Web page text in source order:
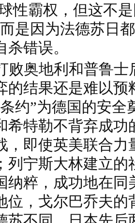
性霸权，但这不
是因为法德苏日
错误。
奥地利和普鲁士
的结果还是难以
约”为德国的安全
希特勒不背弃成功
，即使英美联合力
列宁斯大林建立
纳粹，成功地在
位，戈尔巴乔夫